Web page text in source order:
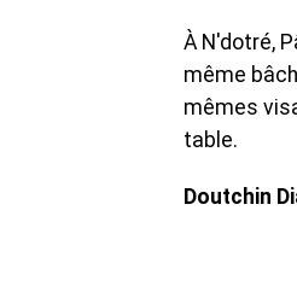
À N'dotré,
même
mêmes
table.
Doutchin